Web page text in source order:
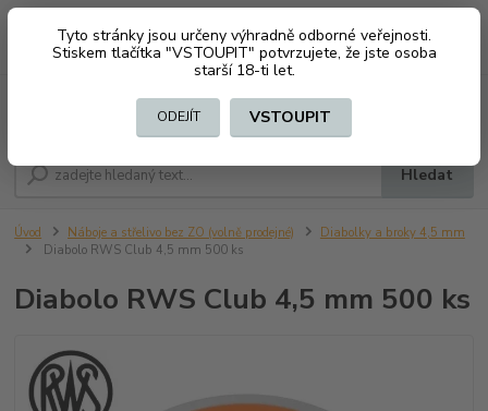
Tyto stránky jsou určeny výhradně odborné veřejnosti.
Stiskem tlačítka "VSTOUPIT" potvrzujete, že jste osoba
starší 18-ti let.
ODEJÍT VSTOUPIT
CZK
Hledat
+420 603794370 za0 Kč
Úvod Náboje a střelivo bez ZO (volně prodejné)
Diabolky a broky 4,5 mm
Diabolo RWS Club 4,5 mm 500 ks
Diabolo RWS Club 4,5 mm 500 ks